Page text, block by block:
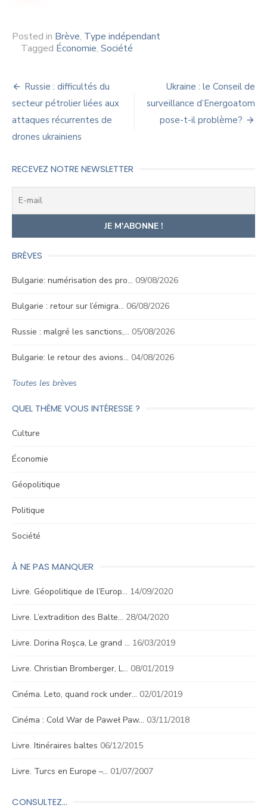
Posted in Brève, Type indépendant
Tagged Économie, Société
Navigation
de
l’article
Russie : difficultés du
secteur pétrolier liées aux
attaques récurrentes de
drones ukrainiens
Ukraine : le Conseil de
surveillance d’Energoatom
pose-t-il problème?
RECEVEZ NOTRE NEWSLETTER
BRÈVES
Bulgarie: numérisation des pro… 09/08/2026
Bulgarie : retour sur l’émigra… 06/08/2026
Russie : malgré les sanctions,… 05/08/2026
Bulgarie: le retour des avions… 04/08/2026
Toutes les brèves
QUEL THÈME VOUS INTÉRESSE ?
Culture
Économie
Géopolitique
Politique
Société
À NE PAS MANQUER
Livre. Géopolitique de l’Europ… 14/09/2020
Livre. L’extradition des Balte… 28/04/2020
Livre. Dorina Roşca, Le grand … 16/03/2019
Livre. Christian Bromberger, L… 08/01/2019
Cinéma. Leto, quand rock under… 02/01/2019
Cinéma : Cold War de Paweł Paw… 03/11/2018
Livre. Itinéraires baltes 06/12/2015
Livre. Turcs en Europe –… 01/07/2007
CONSULTEZ…